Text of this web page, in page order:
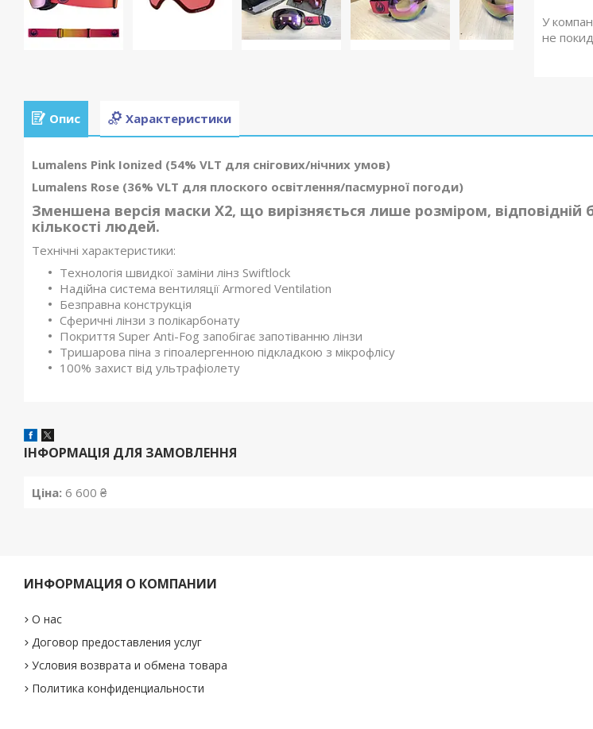
У
не
Опис Характеристики
Lumalens Pink Ionized (54% VLT для снігових/нічних умов)
Lumalens Rose (36% VLT для плоского освітлення/пасмурної погоди)
Зменшена версія маски X2, що вирізняється лише розміром, відповідній
кількості людей.
Технічні характеристики:
Технологія швидкої заміни лінз Swiftlock
Надійна система вентиляції Armored Ventilation
Безправна конструкція
Сферичні лінзи з полікарбонату
Покриття Super Anti-Fog запобігає запотіванню лінзи
Тришарова піна з гіпоалергенною підкладкою з мікрофлісу
100% захист від ультрафіолету
ІНФОРМАЦІЯ ДЛЯ ЗАМОВЛЕННЯ
Ціна: 6 600 ₴
ИНФОРМАЦИЯ О КОМПАНИИ
О нас
Договор предоставления услуг
Условия возврата и обмена товара
Политика конфиденциальности